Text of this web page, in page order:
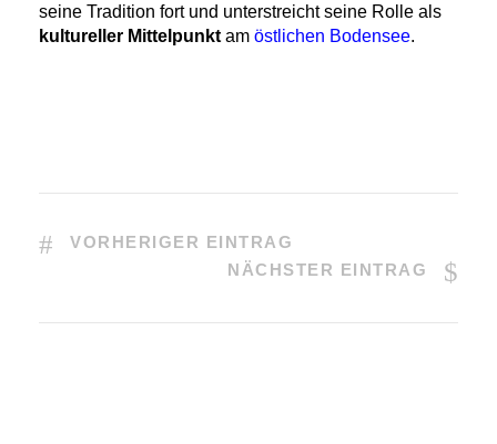
seine Tradition fort und unterstreicht seine Rolle als
kultureller Mittelpunkt am östlichen Bodensee.
VORHERIGER EINTRAG
NÄCHSTER EINTRAG